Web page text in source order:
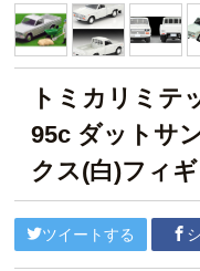
トミカリミ
95c ダットサ
クス(白)フィ
ツイートする